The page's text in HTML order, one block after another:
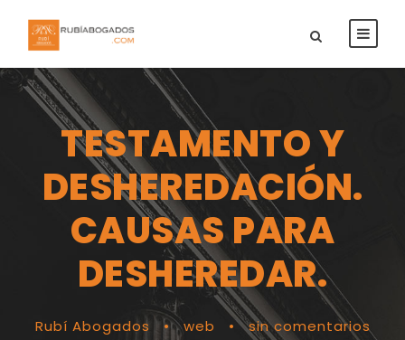
TESTAMENTO Y
DESHEREDACIÓN.
CAUSAS PARA
DESHEREDAR.
Rubí Abogados • web • sin comentarios